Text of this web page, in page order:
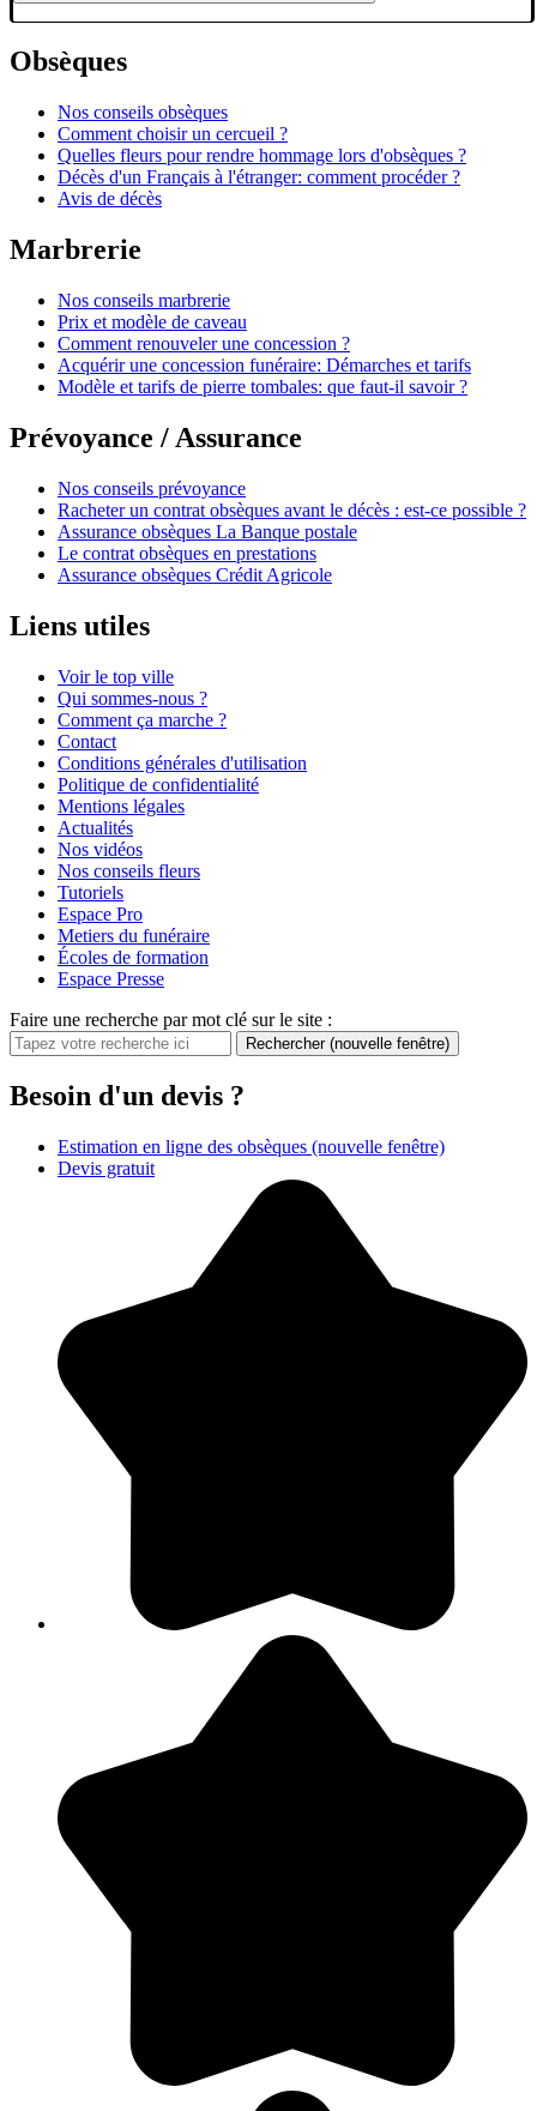
Obsèques
Nos conseils obsèques
Comment choisir un cercueil ?
Quelles fleurs pour rendre hommage lors d'obsèques ?
Décès d'un Français à l'étranger: comment procéder ?
Avis de décès
Marbrerie
Nos conseils marbrerie
Prix et modèle de caveau
Comment renouveler une concession ?
Acquérir une concession funéraire: Démarches et tarifs
Modèle et tarifs de pierre tombales: que faut-il savoir ?
Prévoyance / Assurance
Nos conseils prévoyance
Racheter un contrat obsèques avant le décès : est-ce possible ?
Assurance obsèques La Banque postale
Le contrat obsèques en prestations
Assurance obsèques Crédit Agricole
Liens utiles
Voir le top ville
Qui sommes-nous ?
Comment ça marche ?
Contact
Conditions générales d'utilisation
Politique de confidentialité
Mentions légales
Actualités
Nos vidéos
Nos conseils fleurs
Tutoriels
Espace Pro
Metiers du funéraire
Écoles de formation
Espace Presse
Faire une recherche par mot clé sur le site :
Rechercher (nouvelle fenêtre)
Besoin d'un devis ?
Estimation en ligne des obsèques (nouvelle fenêtre)
Devis gratuit